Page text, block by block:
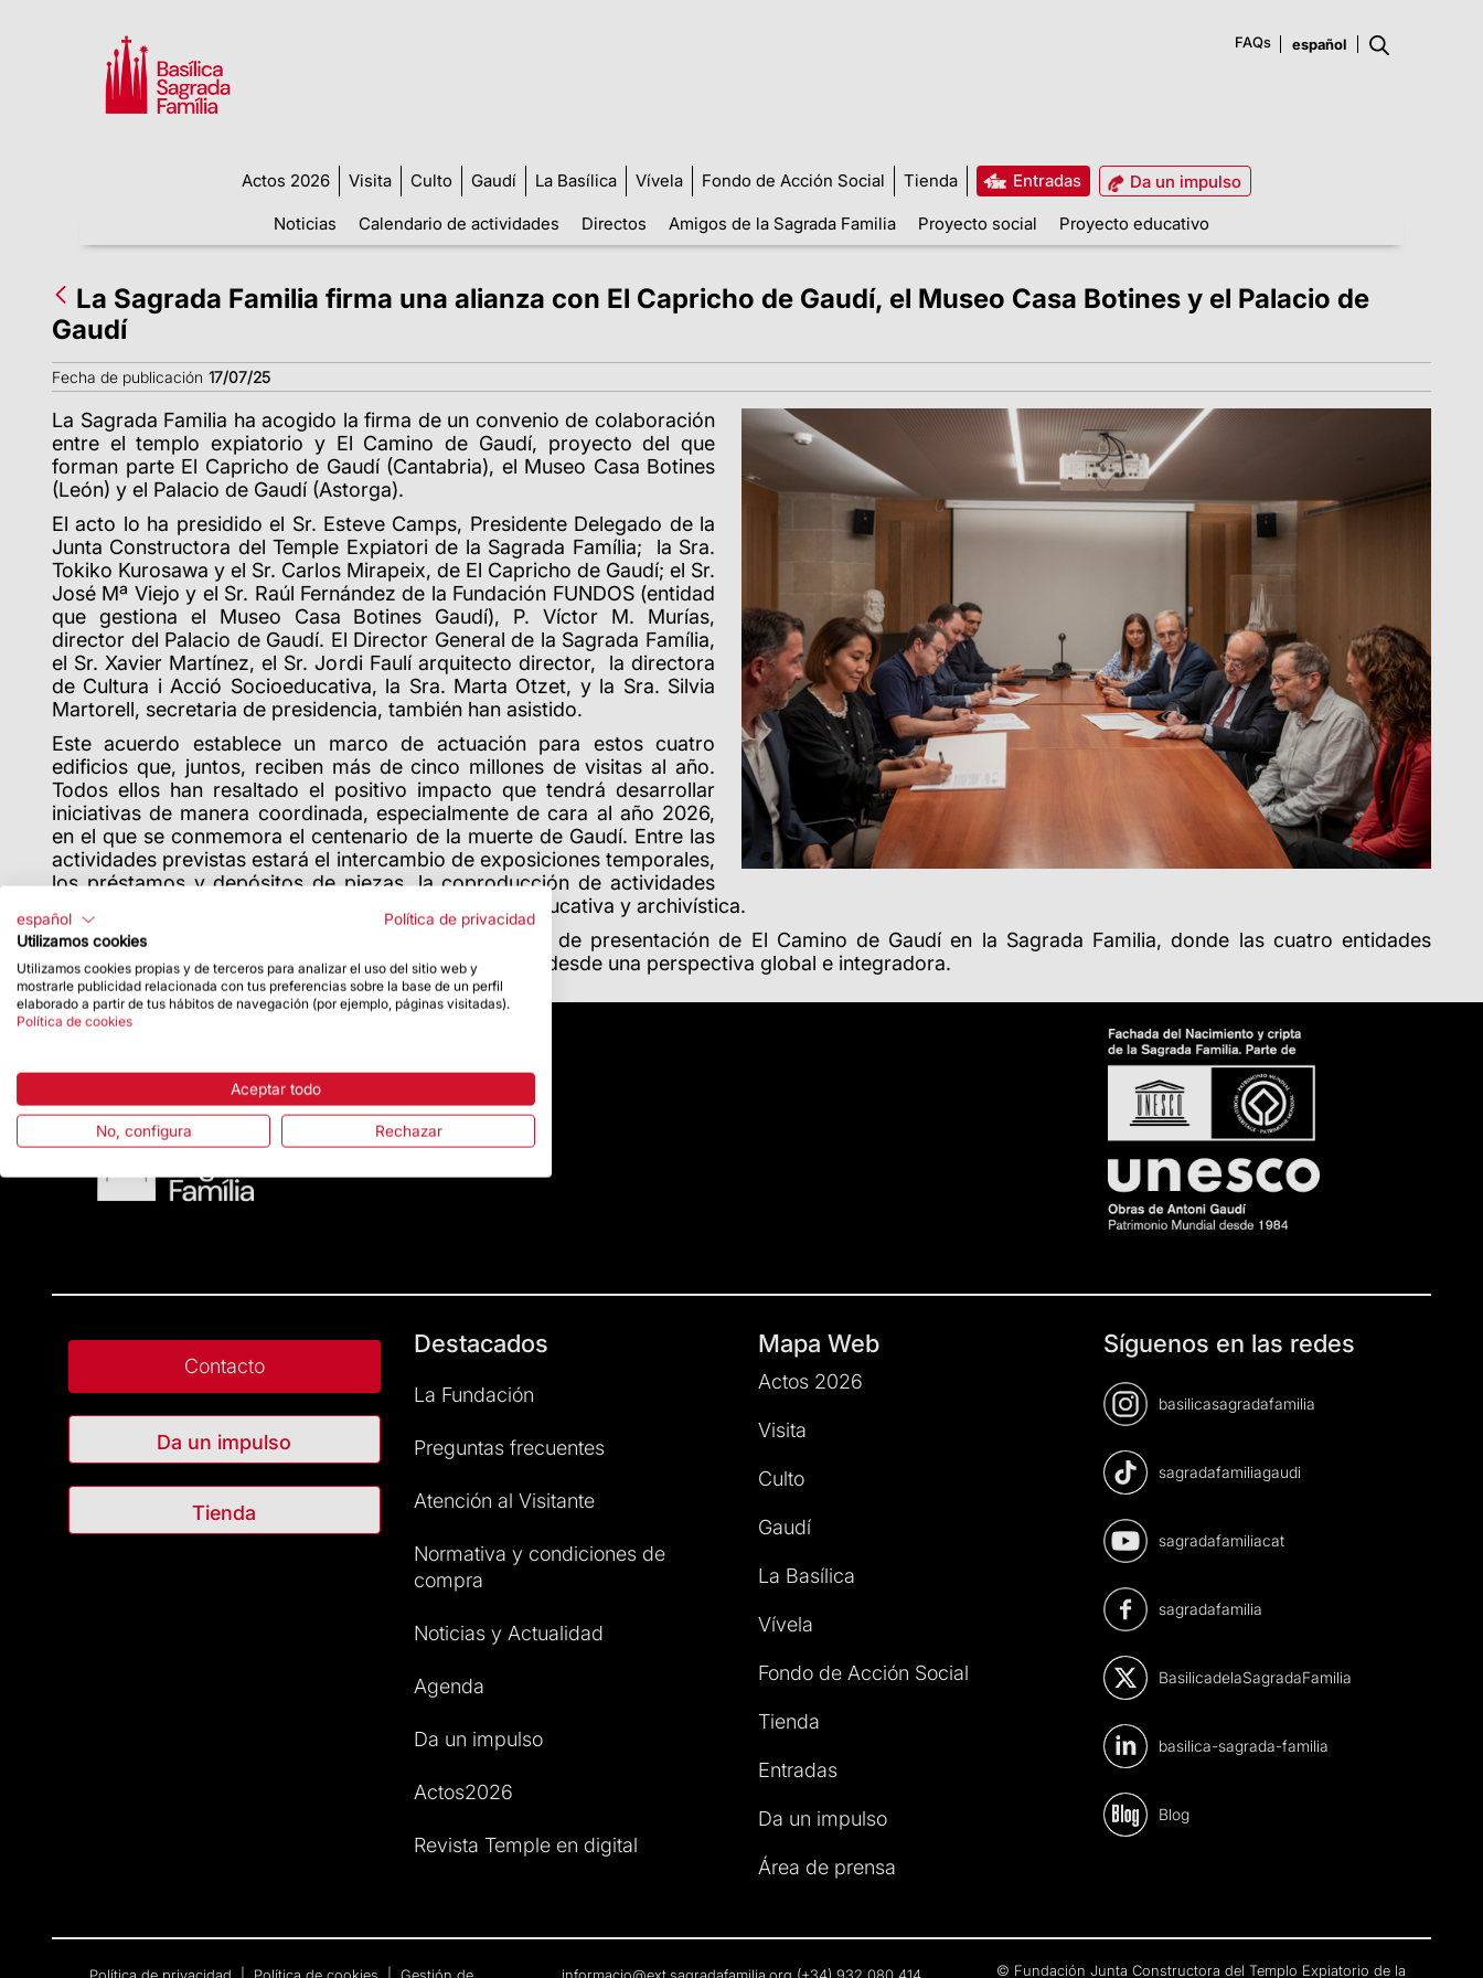
FAQs
Actos 2026 Visita Culto Gaudí La Basílica Vívela Fondo de Acción Social Tienda Entradas
Da un impulso
Noticias
Calendario de actividades Directos Amigos de la Sagrada Familia Proyecto social Proyecto educativo
La Sagrada Familia firma una alianza con El Capricho de Gaudí, el Museo Casa Botines y el Palacio de
Gaudí
Fecha de publicación 17/07/25
La Sagrada Familia ha acogido la firma de un convenio de colaboración
entre el templo expiatorio y El Camino de Gaudí, proyecto del que
forman parte El Capricho de Gaudí (Cantabria), el Museo Casa Botines
(León) y el Palacio de Gaudí (Astorga).
El acto lo ha presidido el Sr. Esteve Camps, Presidente Delegado de la
Junta Constructora del Temple Expiatori de la Sagrada Família; la Sra.
Tokiko Kurosawa y el Sr. Carlos Mirapeix, de El Capricho de Gaudí; el Sr.
José Mª Viejo y el Sr. Raúl Fernández de la Fundación FUNDOS (entidad
que gestiona el Museo Casa Botines Gaudí), P. Víctor M. Murías,
director del Palacio de Gaudí. El Director General de la Sagrada Família,
el Sr. Xavier Martínez, el Sr. Jordi Faulí arquitecto director, la directora
de Cultura i Acció Socioeducativa, la Sra. Marta Otzet, y la Sra. Silvia
Martorell, secretaria de presidencia, también han asistido.
Este acuerdo establece un marco de actuación para estos cuatro
edificios que, juntos, reciben más de cinco millones de visitas al año.
Todos ellos han resaltado el positivo impacto que tendrá desarrollar
iniciativas de manera coordinada, especialmente de cara al año 2026,
en el que se conmemora el centenario de la muerte de Gaudí. Entre las
actividades previstas estará el intercambio de exposiciones temporales,
los préstamos y depósitos de piezas, la coproducción de actividades
culturales y científicas y la colaboración en materia educativa y archivística.
Antes de finalizar este 2025 tendrá lugar un evento de presentación de El Camino de Gaudí en la Sagrada Familia, donde las cuatro entidades
pondrán de manifiesto la visión de la obra gaudiniana desde una perspectiva global e integradora.
Contacto
Da un impulso
Tienda
Destacados
La Fundación
Preguntas frecuentes
Atención al Visitante
Normativa y condiciones de
compra
Noticias y Actualidad
Agenda
Da un impulso
Actos2026
Revista Temple en digital
Mapa Web
Actos 2026
Visita
Culto
Gaudí
La Basílica
Vívela
Fondo de Acción Social
Tienda
Entradas
Da un impulso
Área de prensa
Síguenos en las redes
basilicasagradafamilia
sagradafamiliagaudi
sagradafamiliacat
sagradafamilia
BasilicadelaSagradaFamilia
basilica-sagrada-familia
Blog
© Fundación Junta Constructora del Templo Expiatorio de la
español
Política de privacidad
Utilizamos cookies
Utilizamos cookies propias y de terceros para analizar el uso del sitio web y
mostrarle publicidad relacionada con tus preferencias sobre la base de un perfil
elaborado a partir de tus hábitos de navegación (por ejemplo, páginas visitadas).
Política de cookies
Aceptar todo
No, configura Rechazar